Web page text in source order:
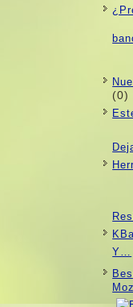
(0)
Y…